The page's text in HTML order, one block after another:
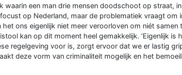
waarin een man drie mensen doodschoot op straat,
op Nederland, maar de problematiek vraagt om
het ons eigenlijk niet meer veroorloven om niét samen
kan op dit moment heel gemakkelijk. ‘Eigenlijk
regelgeving voor is, zorgt ervoor dat we er lastig
deze vorm van criminaliteit mogelijk en het